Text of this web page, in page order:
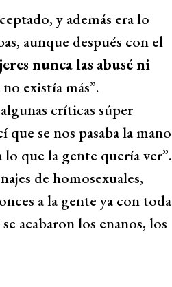
y además era lo
aunque después con el
nunca las abusé ni
no existía más”.
críticas súper
que se nos pasaba la mano
que la gente quería ver”.
de homosexuales,
a la gente ya con toda
acabaron los enanos, los